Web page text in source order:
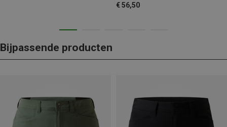
€ 56,50
Bijpassende producten